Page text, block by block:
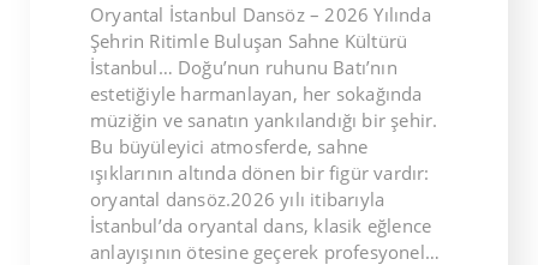
Oryantal İstanbul Dansöz – 2026 Yılında
Şehrin Ritimle Buluşan Sahne Kültürü
İstanbul… Doğu’nun ruhunu Batı’nın
estetiğiyle harmanlayan, her sokağında
müziğin ve sanatın yankılandığı bir şehir.
Bu büyüleyici atmosferde, sahne
ışıklarının altında dönen bir figür vardır:
oryantal dansöz.2026 yılı itibarıyla
İstanbul’da oryantal dans, klasik eğlence
anlayışının ötesine geçerek profesyonel…